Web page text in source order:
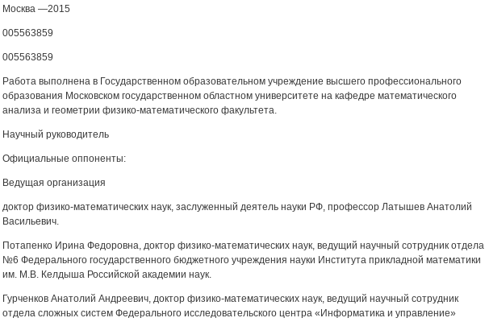
Москва —2015
005563859
005563859
Работа выполнена в Государственном образовательном учреждение высшего профессионального
образования Московском государственном областном университете на кафедре математического
анализа и геометрии физико-математического факультета.
Научный руководитель
Официальные оппоненты:
Ведущая организация
доктор физико-математических наук, заслуженный деятель науки РФ, профессор Латышев Анатолий
Васильевич.
Потапенко Ирина Федоровна, доктор физико-математических наук, ведущий научный сотрудник отдела
№6 Федерального государственного бюджетного учреждения науки Института прикладной математики
им. М.В. Келдыша Российской академии наук.
Гурченков Анатолий Андреевич, доктор физико-математических наук, ведущий научный сотрудник
отдела сложных систем Федерального исследовательского центра «Информатика и управление»